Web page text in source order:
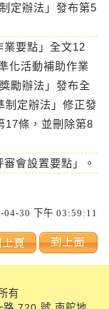
定辦法」發布第5
業要點」全文12
化活動補助作業
勵辦法」發布全
制定辦法」修正發
17條，並刪除第8
會設置要點」。
04-30 下午 03:59:11
有